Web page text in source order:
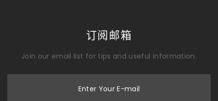
订阅邮箱
Join our email list for tips and useful information.
Enter Your E-mail